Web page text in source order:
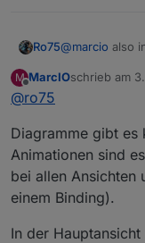
Ro75@marcio also
Hast du Flot,
Wie viele
Ro75
M
Offline
MarcIOschrieb am
zuletzt
@ro75
Diagramme gibt es
Animationen sind
bei allen Ansichten
einem Binding).
In der